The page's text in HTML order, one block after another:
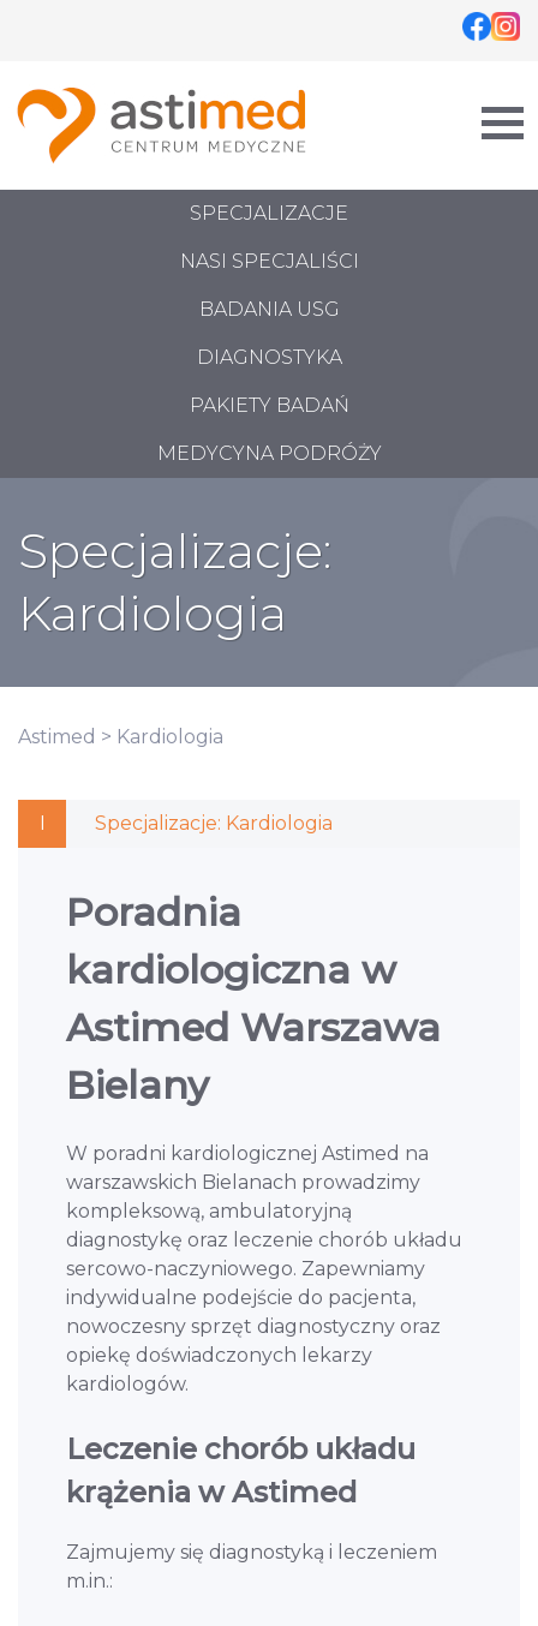
SPECJALIZACJE
NASI SPECJALIŚCI
BADANIA USG
DIAGNOSTYKA
PAKIETY BADAŃ
MEDYCYNA PODRÓŻY
Specjalizacje:
Kardiologia
Astimed > Kardiologia
I Specjalizacje: Kardiologia
Poradnia
kardiologiczna w
Astimed Warszawa
Bielany
W poradni kardiologicznej Astimed na
warszawskich Bielanach prowadzimy
kompleksową, ambulatoryjną
diagnostykę oraz leczenie chorób układu
sercowo-naczyniowego. Zapewniamy
indywidualne podejście do pacjenta,
nowoczesny sprzęt diagnostyczny oraz
opiekę doświadczonych lekarzy
kardiologów.
Leczenie chorób układu
krążenia w Astimed
Zajmujemy się diagnostyką i leczeniem
m.in.: